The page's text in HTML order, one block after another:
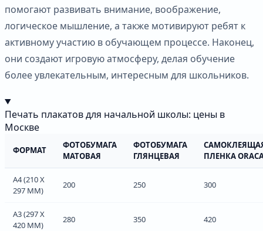
помогают развивать внимание, воображение,
логическое мышление, а также мотивируют ребят к
активному участию в обучающем процессе. Наконец,
они создают игровую атмосферу, делая обучение
более увлекательным, интересным для школьников.
Печать плакатов для начальной школы: цены в
Москве
ФОРМАТ
ФОТОБУМАГА
МАТОВАЯ
ФОТОБУМАГА
ГЛЯНЦЕВАЯ
ПЛЕНКА
А4 (210 Х
297 ММ)
200 250 300
А3 (297 Х
420 ММ)
280 350 420